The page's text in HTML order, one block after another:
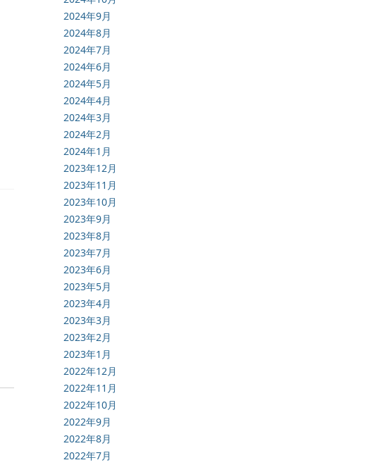
2024年9月
2024年8月
2024年7月
2024年6月
2024年5月
2024年4月
2024年3月
2024年2月
2024年1月
2023年12月
2023年11月
2023年10月
2023年9月
2023年8月
2023年7月
2023年6月
2023年5月
2023年4月
2023年3月
2023年2月
2023年1月
2022年12月
2022年11月
2022年10月
2022年9月
2022年8月
2022年7月